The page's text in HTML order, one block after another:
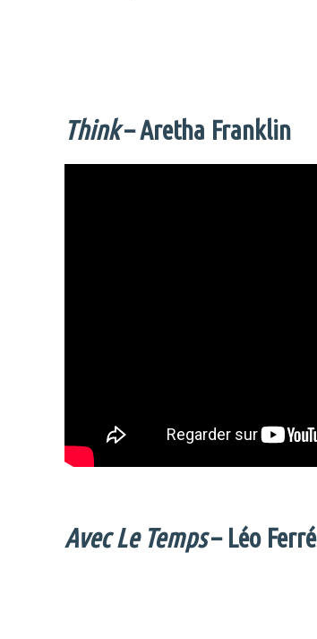
Think– Aretha Franklin
Avec Le Temps– Léo Ferré